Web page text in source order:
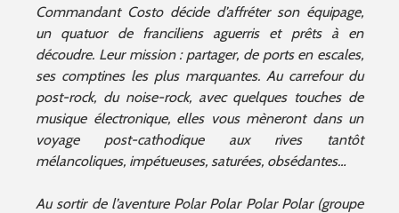
Commandant Costo décide d’affréter son équipage,
un quatuor de franciliens aguerris et prêts à en
découdre. Leur mission : partager, de ports en escales,
ses comptines les plus marquantes. Au carrefour du
post-rock, du noise-rock, avec quelques touches de
musique électronique, elles vous mèneront dans un
voyage post-cathodique aux rives tantôt
mélancoliques, impétueuses, saturées, obsédantes…
Au sortir de l’aventure Polar Polar Polar Polar (groupe